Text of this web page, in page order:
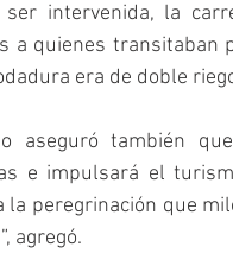
intervenida, la
a quienes transitaban
era de doble
aseguró también
e impulsará el
la peregrinación que
agregó.